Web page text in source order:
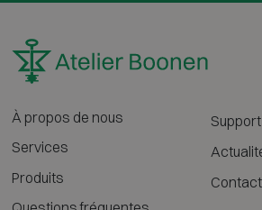
À propos de nous
Services
Produits
Support
Contact